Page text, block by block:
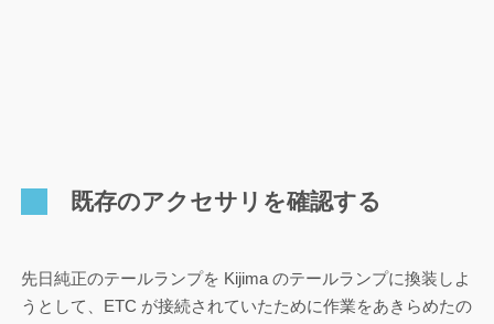
既存のアクセサリを確認する
先日純正のテールランプを Kijima のテールランプに換装しよ
うとして、ETC が接続されていたために作業をあきらめたの